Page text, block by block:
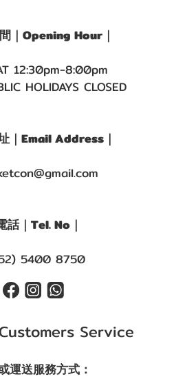
｜Opening Hour｜
12:30pm-8:00pm
HOLIDAYS CLOSED
｜Email Address｜
話｜Tel. No｜
5400 8750
Service
運送服務方式：